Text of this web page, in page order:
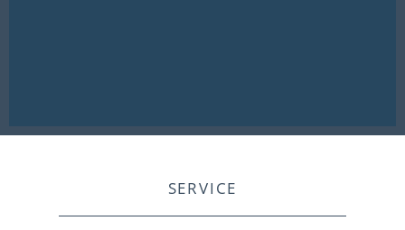
SERVICE